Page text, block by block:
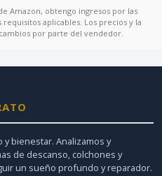
Amazon, obtengo ingresos por las
aplicables. Los precios y la
por parte del vendedor.
y bienestar. Analizamos y
de descanso, colchones y
un sueño profundo y reparador.